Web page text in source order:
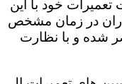
خود با این
در زمان مشخص
شده و با نظارت